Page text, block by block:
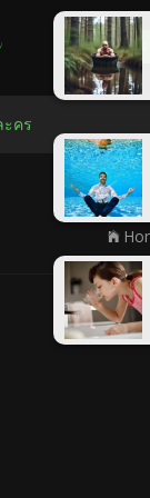
LOGIN
ะคร